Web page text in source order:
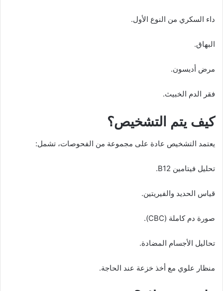
داء السكري من النوع الأول.
البهاق.
مرض أديسون.
فقر الدم الخبيث.
كيف يتم التشخيص؟
يعتمد التشخيص عادة على مجموعة من الفحوصات، تشمل:
تحليل فيتامين B12.
قياس الحديد والفيريتين.
صورة دم كاملة (CBC).
تحاليل الأجسام المضادة.
منظار علوي مع أخذ خزعة عند الحاجة.